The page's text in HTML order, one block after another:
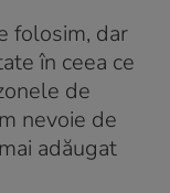
folosim, dar
în ceea ce
de
nevoie de
adăugat